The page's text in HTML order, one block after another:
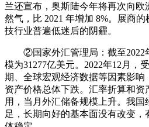
兰还宣布，奥斯陆今年将再次向欧
然气，比 2021 年增加 8%。展商
技行业普遍低迷后的阴霾。
②国家外汇管理局：截至2022
模为31277亿美元。2022年12月，
期、全球宏观经济数据等因素影响
资产价格总体下跌。汇率折算和
用，当月外汇储备规模上升。我国
足，长期向好的基本面没有改变，